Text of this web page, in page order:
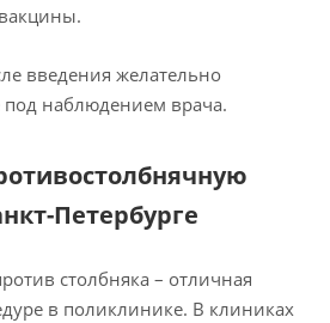
введения желательно
под наблюдением врача.
Петербурге
столбняка – отличная
в поликлинике. В клиниках